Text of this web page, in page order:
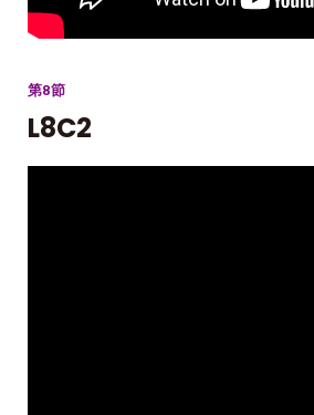
第8節
L8C2